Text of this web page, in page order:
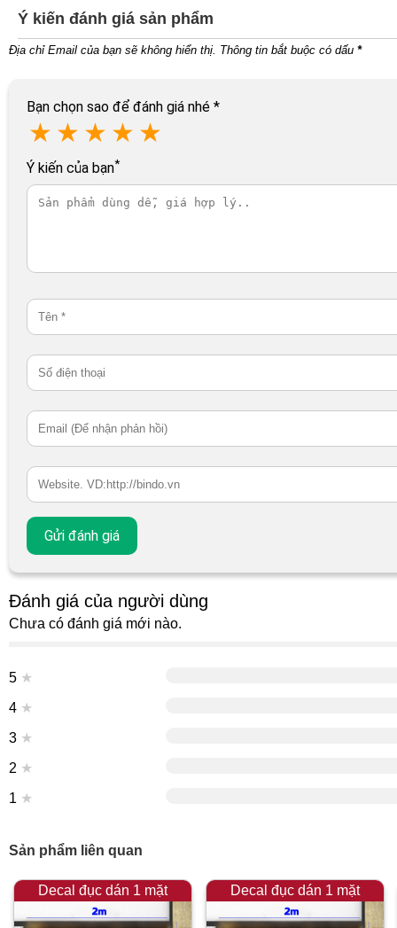
Ý kiến đánh giá sản phẩm
Địa chỉ Email của bạn sẽ không hiển thị. Thông tin bắt buộc có dấu *
Bạn chọn sao để đánh giá nhé *
★ ★ ★ ★ ★
Ý kiến của bạn*
Đánh giá của người dùng
Chưa có đánh giá mới nào.
5 ★
4 ★
3 ★
2 ★
1 ★
Sản phẩm liên quan
Decal đục dán 1 mặt Decal đục dán 1 mặt